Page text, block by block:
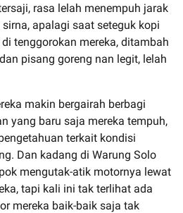
rasa lelah menempuh jarak
apalagi saat seteguk kopi
tenggorokan mereka, ditambah
pisang goreng nan legit, lelah
makin bergairah berbagi
yang baru saja mereka tempuh,
terkait kondisi
Dan kadang di Warung Solo
mengutak-atik motornya lewat
tapi kali ini tak terlihat ada
mereka baik-baik saja tak